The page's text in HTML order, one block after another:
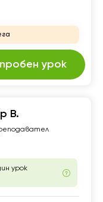
урок
В.
урок